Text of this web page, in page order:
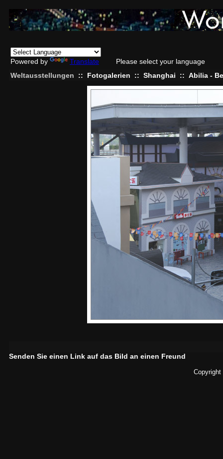
Powered by Translate
Please select your language
Weltausstellungen
:: Fotogalerien :: Shanghai :: Abilia -
Senden Sie einen Link auf das Bild an einen Freund